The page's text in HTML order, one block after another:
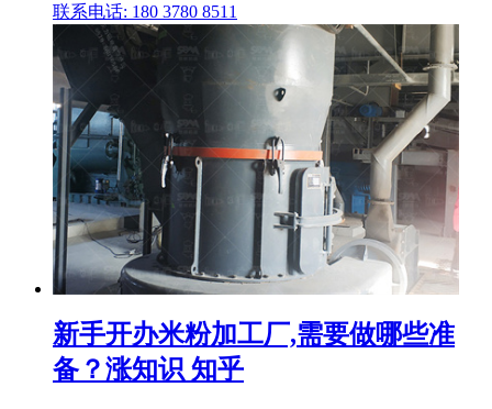
联系电话: 180 3780 8511
新手开办米粉加工厂,需要做哪些准
备？涨知识 知乎